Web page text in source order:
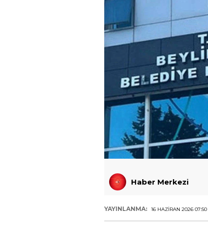
Haber Merkezi
YAYINLANMA: 16 HAZIRAN 2026 07:50